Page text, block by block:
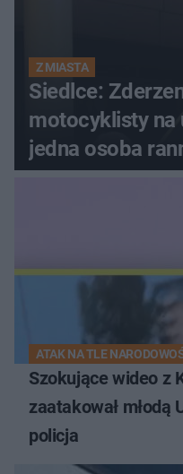
Z MIASTA
Siedlce:
motocyklisty na
jedna osoba
ATAK NA TLE
Szokujące wideo z
zaatakował młodą
policja